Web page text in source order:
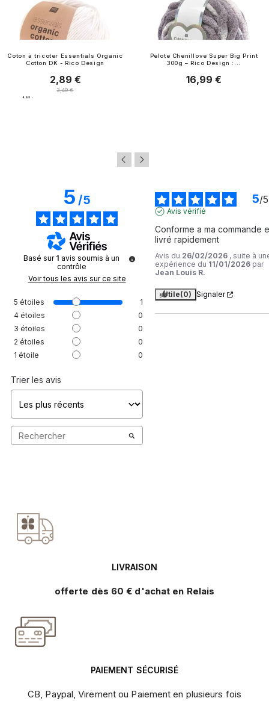
Coton à tricoter Essentials Organic
Cotton DK - Rico Design
Prix
2,89 €
Prix normal
3,49 €
4.8/5 -
Pelote Chenillove Super Big Print
300g – Rico Design :...
Prix
16,99 €
5/5
Basé sur 1 avis soumis à un
contrôle
Voir tous les avis sur ce site
5 étoiles
1
4 étoiles
0
3 étoiles
0
2 étoiles
0
1 étoile 0
Trier les avis
5/5
Avis vérifié
Conforme a ma commande
livré rapidement
Avis du 26/02/2026 , suite à
expérience du 11/01/2026 par
Jean Louis R.
Utile(0) Signaler
LIVRAISON
offerte dès 60 € d'achat en Relais
PAIEMENT SÉCURISÉ
CB, Paypal, Virement ou Paiement en plusieurs fois